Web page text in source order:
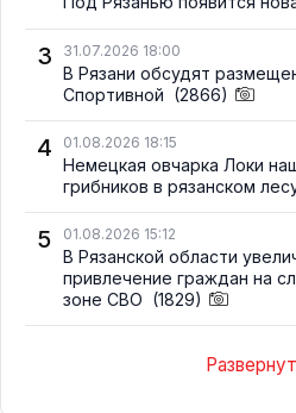
3 31.07.2026 18:00
В Рязани обсудят
Спортивной (2866)
4 01.08.2026 18:15
Немецкая овчарка Локи
грибников в рязанском
5 01.08.2026 15:12
В Рязанской области
привлечение граждан на
зоне СВО (1829)